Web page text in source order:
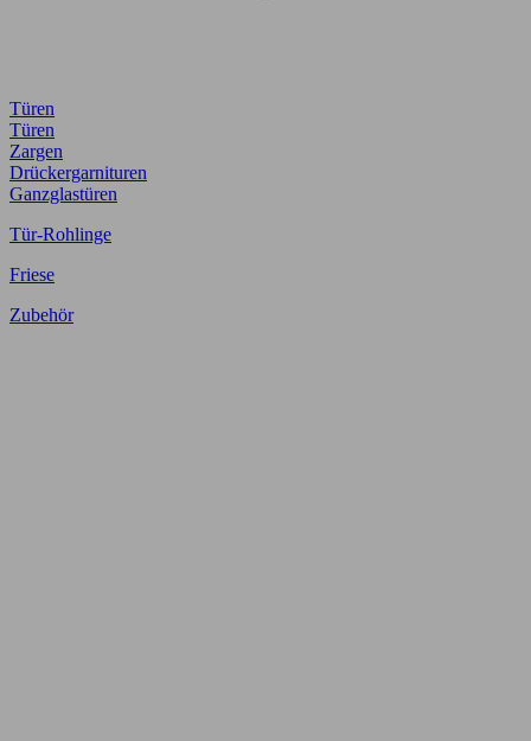
Türen
Türen
Zargen
Drückergarnituren
Ganzglastüren
Tür-Rohlinge
Friese
Zubehör